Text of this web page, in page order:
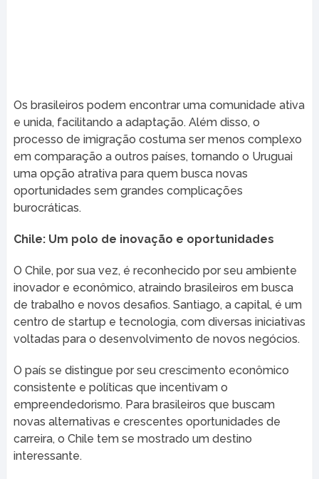
Os brasileiros podem encontrar uma comunidade ativa
e unida, facilitando a adaptação. Além disso, o
processo de imigração costuma ser menos complexo
em comparação a outros países, tornando o Uruguai
uma opção atrativa para quem busca novas
oportunidades sem grandes complicações
burocráticas.
Chile: Um polo de inovação e oportunidades
O Chile, por sua vez, é reconhecido por seu ambiente
inovador e econômico, atraindo brasileiros em busca
de trabalho e novos desafios. Santiago, a capital, é um
centro de startup e tecnologia, com diversas iniciativas
voltadas para o desenvolvimento de novos negócios.
O país se distingue por seu crescimento econômico
consistente e políticas que incentivam o
empreendedorismo. Para brasileiros que buscam
novas alternativas e crescentes oportunidades de
carreira, o Chile tem se mostrado um destino
interessante.